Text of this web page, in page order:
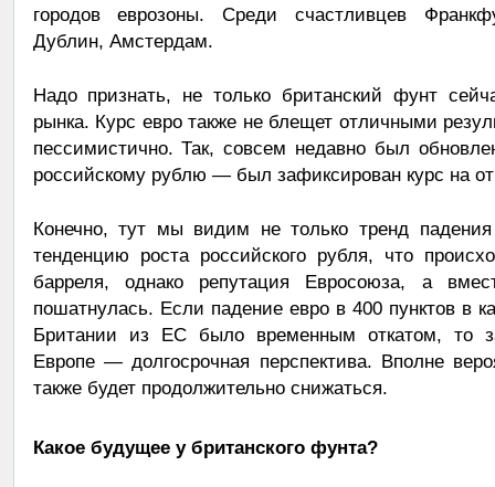
городов еврозоны. Среди счастливцев
Дублин, Амстердам.
Надо признать, не только британский фунт
рынка. Курс евро также не блещет отличными
пессимистично. Так, совсем недавно был
российскому рублю — был зафиксирован курс на
Конечно, тут мы видим не только тренд
тенденцию роста российского рубля, что
барреля, однако репутация Евросоюза, а
пошатнулась. Если падение евро в 400 пунктов в
Британии из ЕС было временным откатом, то
Европе — долгосрочная перспектива. Вполне
также будет продолжительно снижаться.
Какое будущее у британского фунта?